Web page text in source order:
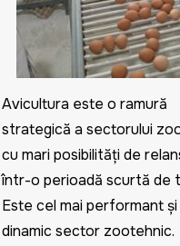
Avicultura este o ramură
strategică a sectorului
cu mari posibilităţi de
într-o perioadă scurtă de
Este cel mai performant și
dinamic sector zootehnic.